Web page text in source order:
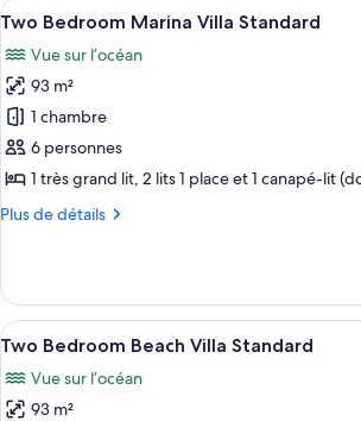
Resort
Standard
de
Two
Bedroom
Captiva
Resort
Villa
Standard
Afficher
toutes
les
photos
pour
ce
type
chambre :
Marina
Villa
Standard
Une
5
Two Bedroom Marina Villa Standard
Vue sur l’océan
93 m²
1 chambre
6 personnes
1 très grand lit, 2 lits 1 place et 1 canapé-lit
Plus de détails
Plus
le
type
de
Two
Bedroom
Afficher
toutes
les
photos
Une
6
Two Bedroom Beach Villa Standard
Vue sur l’océan
93 m²